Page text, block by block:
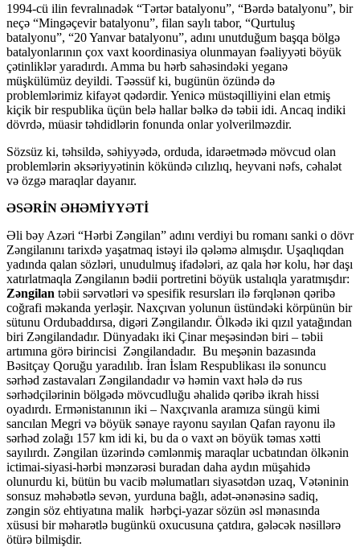
1994-cü ilin fevralınadək “Tərtər batalyonu”, “Bərdə batalyonu”, bir
neçə “Mingəçevir batalyonu”, filan saylı tabor, “Qurtuluş
batalyonu”, “20 Yanvar batalyonu”, adını unutduğum başqa bölgə
batalyonlarının çox vaxt koordinasiya olunmayan fəaliyyəti böyük
çətinliklər yaradırdı. Amma bu hərb sahəsindəki yeganə
müşkülümüz deyildi. Təəssüf ki, bugünün özündə də
problemlərimiz kifayət qədərdir. Yenicə müstəqilliyini elan etmiş
kiçik bir respublika üçün belə hallar bəlkə də təbii idi. Ancaq indiki
dövrdə, müasir təhdidlərin fonunda onlar yolverilməzdir.
Sözsüz ki, təhsildə, səhiyyədə, orduda, idarəetmədə mövcud olan
problemlərin əksəriyyətinin kökündə cılızlıq, heyvani nəfs, cəhalət
və özgə maraqlar dayanır.
ƏSƏRİN ƏHƏMİYYƏTİ
Əli bəy Azəri “Hərbi Zəngilan” adını verdiyi bu romanı sanki o dövr
Zəngilanını tarixdə yaşatmaq istəyi ilə qələmə almışdır. Uşaqlıqdan
yadında qalan sözləri, unudulmuş ifadələri, az qala hər kolu, hər daşı
xatırlatmaqla Zəngilanın bədii portretini böyük ustalıqla yaratmışdır:
Zəngilan təbii sərvətləri və spesifik resursları ilə fərqlənən qəribə
coğrafi məkanda yerləşir. Naxçıvan yolunun üstündəki körpünün bir
sütunu Ordubaddırsa, digəri Zəngilandır. Ölkədə iki qızıl yatağından
biri Zəngilandadır. Dünyadakı iki Çinar meşəsindən biri – təbii
artımına görə birincisi Zəngilandadır. Bu meşənin bazasında
Bəsitçay Qoruğu yaradılıb. İran İslam Respublikası ilə sonuncu
sərhəd zastavaları Zəngilandadır və həmin vaxt hələ də rus
sərhədçilərinin bölgədə mövcudluğu əhalidə qəribə ikrah hissi
oyadırdı. Ermənistanının iki – Naxçıvanla aramıza süngü kimi
sancılan Megri və böyük sənaye rayonu sayılan Qafan rayonu ilə
sərhəd zolağı 157 km idi ki, bu da o vaxt ən böyük təmas xətti
sayılırdı. Zəngilan üzərində cəmlənmiş maraqlar ucbatından ölkənin
ictimai-siyasi-hərbi mənzərəsi buradan daha aydın müşahidə
olunurdu ki, bütün bu vacib məlumatları siyasətdən uzaq, Vətəninin
sonsuz məhəbətlə sevən, yurduna bağlı, adət-ənənəsinə sadiq,
zəngin söz ehtiyatına malik hərbçi-yazar sözün əsl mənasında
xüsusi bir məharətlə bugünkü oxucusuna çatdıra, gələcək nəsillərə
ötürə bilmişdir.